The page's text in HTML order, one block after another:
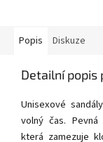
Popis Diskuze
Detailní popis
Unisexové sandály
volný čas.
která zamezuje